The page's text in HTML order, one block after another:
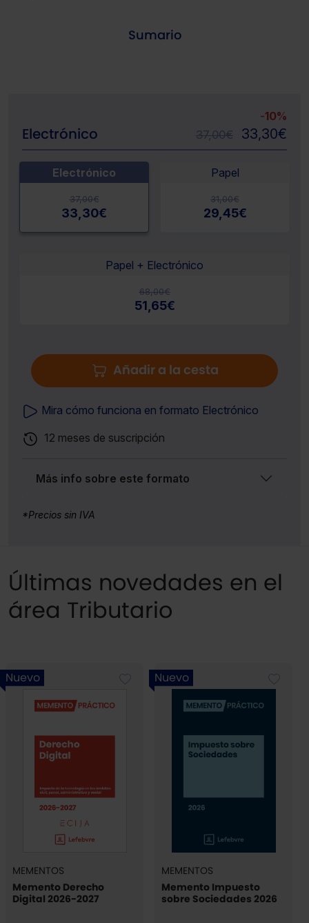
Sumario
Electrónico
-10%
37,00€ 33,30€
Electrónico
37,00€
33,30€
Papel
31,00€
29,45€
Papel + Electrónico
68,00€
51,65€
Añadir a la cesta
Mira cómo funciona en formato Electrónico
12 meses de suscripción
Más info sobre este formato
*Precios sin IVA
Últimas novedades en el
área Tributario
Nuevo
MEMENTOS
Memento Derecho
Digital 2026-2027
Nuevo
MEMENTOS
Memento Impuesto
sobre Sociedades 2026